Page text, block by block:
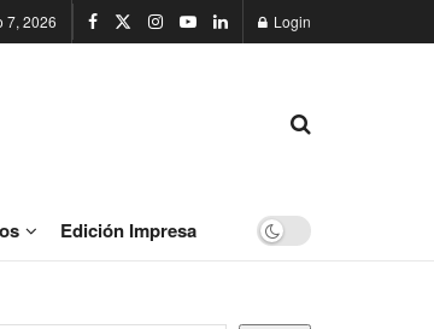
7, 2026 Login
Edición Impresa